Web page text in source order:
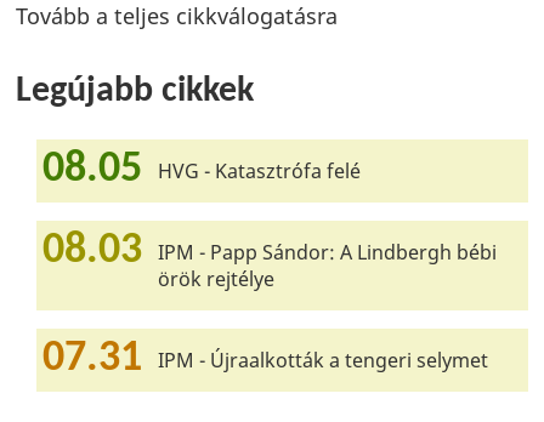
Tovább a teljes cikkválogatásra
Legújabb cikkek
08.05 HVG - Katasztrófa felé
08.03
IPM - Papp Sándor: A Lindbergh bébi
örök rejtélye
07.31 IPM - Újraalkották a tengeri selymet